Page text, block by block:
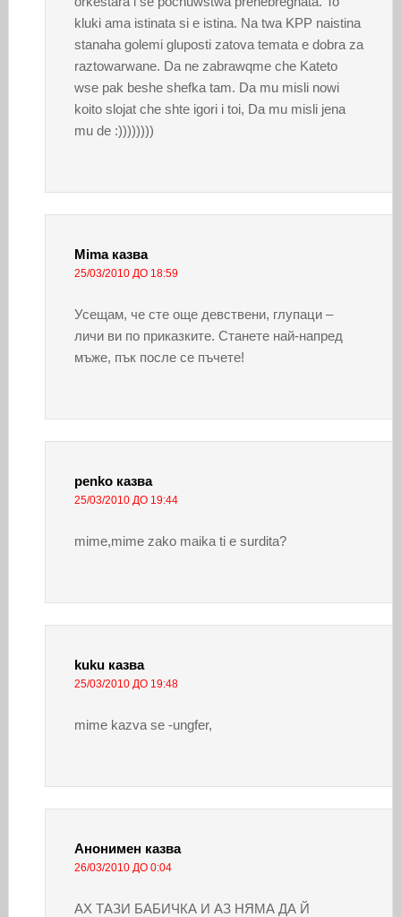
kluki ama istinata si e istina. Na twa KPP naistina
stanaha golemi gluposti zatova temata e dobra za
raztowarwane. Da ne zabrawqme che Kateto
wse pak beshe shefka tam. Da mu misli nowi
koito slojat che shte igori i toi, Da mu misli jena
mu de :))))))))
Mima казва
25/03/2010 ДО 18:59
Усещам, че сте още девствени, глупаци –
личи ви по приказките. Станете най-напред
мъже, пък после се пъчете!
penko казва
25/03/2010 ДО 19:44
mime,mime zako maika ti e surdita?
kuku казва
25/03/2010 ДО 19:48
mime kazva se -ungfer,
Анонимен казва
26/03/2010 ДО 0:04
АХ ТАЗИ БАБИЧКА И АЗ НЯМА ДА Й